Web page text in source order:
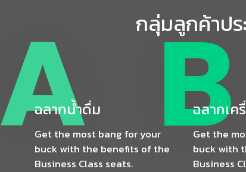
กลุ่มลูกค้าป
A
ฉลากน้ำดื่ม
Get the most bang for your
buck with the benefits of the
Business Class seats.
B
ฉลากเค
Get the
buck with
Business